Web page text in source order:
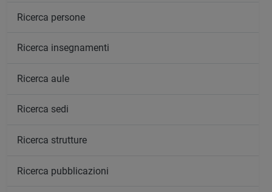
Ricerca persone
Ricerca insegnamenti
Ricerca aule
Ricerca sedi
Ricerca strutture
Ricerca pubblicazioni